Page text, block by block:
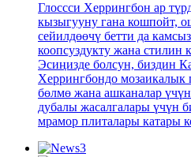
Глоссси Херрингбон ар
кызыгууну гана кошпойт,
сейилдөөчү бетти да
коопсуздукту жана стилин
Эсиңизде болсун, биздин
Херрингбондо мозаикалык
бөлмө жана ашканалар
дубалы жасалгалары үчүн
мрамор плиталары катары